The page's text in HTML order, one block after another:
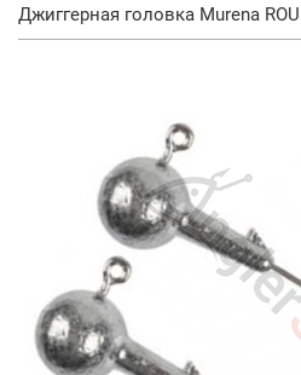
Джиггерная головка Murena